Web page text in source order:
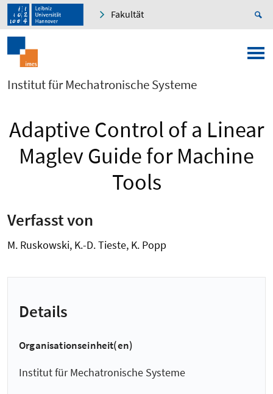
Fakultät
Institut für Mechatronische Systeme
Adaptive Control of a Linear
Maglev Guide for Machine
Tools
Verfasst von
M. Ruskowski, K.-D. Tieste, K. Popp
Details
Organisationseinheit(en)
Institut für Mechatronische Systeme